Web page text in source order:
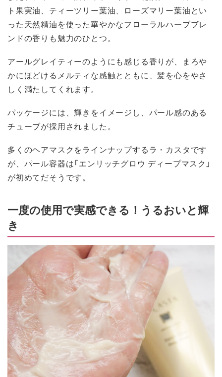
ト果実油、ティーツリー葉油、ローズマリー葉油とい
った天然精油を使った華やかなフローラルハーブブレ
ンドの香りも魅力のひとつ。
アールグレイティーのようにも感じる香りが、まろや
かにほどけるメルティな感触とともに、髪を心をやさ
しく満たしてくれます。
パッケージには、輝きをイメージし、パール感のある
チューブが採用されました。
多くのヘアマスクをラインナップするラ・カスタです
が、パール容器は「エンリッチグロウ ディープマスク」
が初めてだそうです。
一度の使用で実感できる！うるおいと輝
き